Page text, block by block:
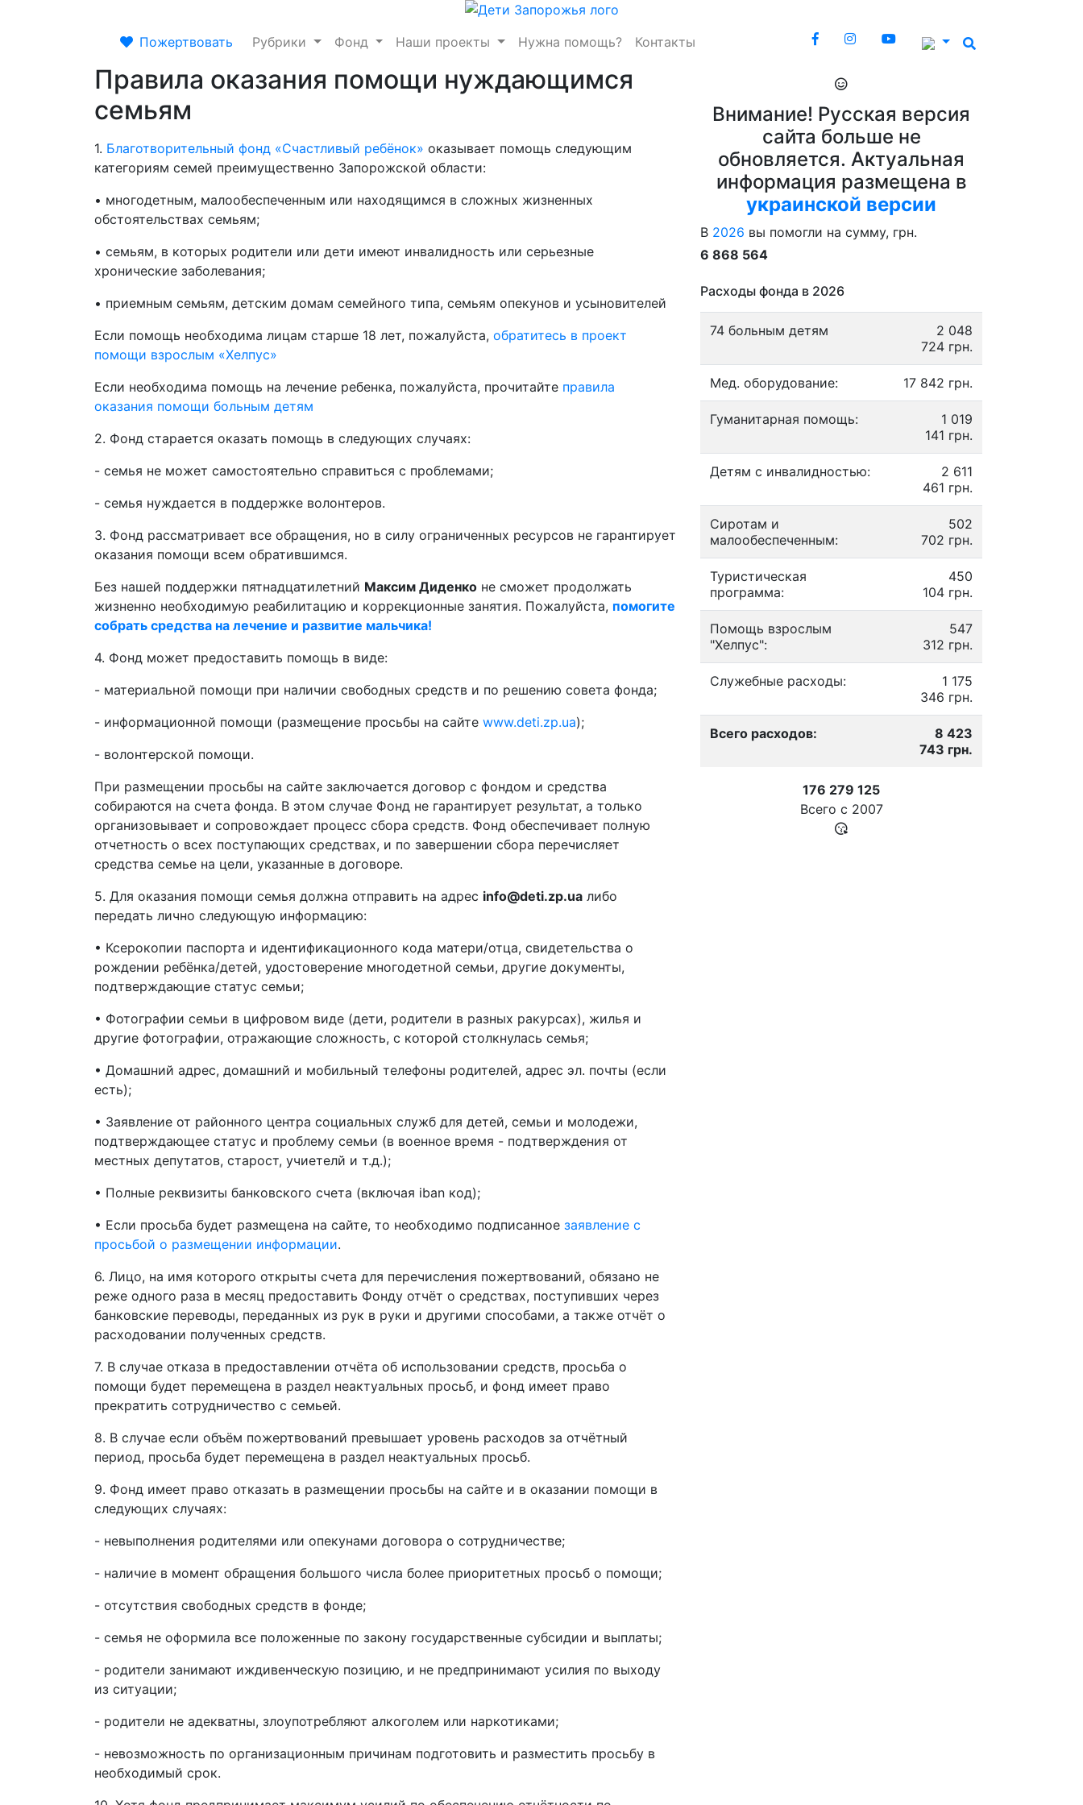
Пожертвовать Рубрики Фонд Наши проекты Нужна помощь? Контакты
Правила оказания помощи нуждающимся
семьям
1. Благотворительный фонд «Счастливый ребёнок» оказывает помощь следующим
категориям семей преимущественно Запорожской области:
• многодетным, малообеспеченным или находящимся в сложных жизненных
обстоятельствах семьям;
• семьям, в которых родители или дети имеют инвалидность или серьезные
хронические заболевания;
• приемным семьям, детским домам семейного типа, семьям опекунов и усыновителей
Если помощь необходима лицам старше 18 лет, пожалуйста, обратитесь в проект
помощи взрослым «Хелпус»
Если необходима помощь на лечение ребенка, пожалуйста, прочитайте правила
оказания помощи больным детям
2. Фонд старается оказать помощь в следующих случаях:
- семья не может самостоятельно справиться с проблемами;
- семья нуждается в поддержке волонтеров.
3. Фонд рассматривает все обращения, но в силу ограниченных ресурсов не гарантирует
оказания помощи всем обратившимся.
Без нашей поддержки пятнадцатилетний Максим Диденко не сможет продолжать
жизненно необходимую реабилитацию и коррекционные занятия. Пожалуйста, помогите
собрать средства на лечение и развитие мальчика!
4. Фонд может предоставить помощь в виде:
- материальной помощи при наличии свободных средств и по решению совета фонда;
- информационной помощи (размещение просьбы на сайте www.deti.zp.ua);
- волонтерской помощи.
При размещении просьбы на сайте заключается договор с фондом и средства
собираются на счета фонда. В этом случае Фонд не гарантирует результат, а только
организовывает и сопровождает процесс сбора средств. Фонд обеспечивает полную
отчетность о всех поступающих средствах, и по завершении сбора перечисляет
средства семье на цели, указанные в договоре.
5. Для оказания помощи семья должна отправить на адрес info@deti.zp.ua либо
передать лично следующую информацию:
• Ксерокопии паспорта и идентификационного кода матери/отца, свидетельства о
рождении ребёнка/детей, удостоверение многодетной семьи, другие документы,
подтверждающие статус семьи;
• Фотографии семьи в цифровом виде (дети, родители в разных ракурсах), жилья и
другие фотографии, отражающие сложность, с которой столкнулась семья;
• Домашний адрес, домашний и мобильный телефоны родителей, адрес эл. почты (если
есть);
• Заявление от районного центра социальных служб для детей, семьи и молодежи,
подтверждающее статус и проблему семьи (в военное время - подтверждения от
местных депутатов, старост, учиетелй и т.д.);
• Полные реквизиты банковского счета (включая iban код);
• Если просьба будет размещена на сайте, то необходимо подписанное заявление с
просьбой о размещении информации.
6. Лицо, на имя которого открыты счета для перечисления пожертвований, обязано не
реже одного раза в месяц предоставить Фонду отчёт о средствах, поступивших через
банковские переводы, переданных из рук в руки и другими способами, а также отчёт о
расходовании полученных средств.
7. В случае отказа в предоставлении отчёта об использовании средств, просьба о
помощи будет перемещена в раздел неактуальных просьб, и фонд имеет право
прекратить сотрудничество с семьей.
8. В случае если объём пожертвований превышает уровень расходов за отчётный
период, просьба будет перемещена в раздел неактуальных просьб.
9. Фонд имеет право отказать в размещении просьбы на сайте и в оказании помощи в
следующих случаях:
- невыполнения родителями или опекунами договора о сотрудничестве;
- наличие в момент обращения большого числа более приоритетных просьб о помощи;
- отсутствия свободных средств в фонде;
- семья не оформила все положенные по закону государственные субсидии и выплаты;
- родители занимают иждивенческую позицию, и не предпринимают усилия по выходу
из ситуации;
- родители не адекватны, злоупотребляют алкоголем или наркотиками;
- невозможность по организационным причинам подготовить и разместить просьбу в
необходимый срок.
Внимание! Русская версия
сайта больше не
обновляется. Актуальная
информация размещена в
украинской версии
В 2026 вы помогли на сумму, грн.
6 868 564
Расходы фонда в 2026
74 больным детям
2 048
724 грн.
Мед. оборудование: 17 842 грн.
Гуманитарная помощь:
1 019
141 грн.
Детям с инвалидностью:
2 611
461 грн.
Сиротам и
малообеспеченным:
502
702 грн.
Туристическая
программа:
450
104 грн.
Помощь взрослым
"Хелпус":
547
312 грн.
Служебные расходы:
1 175
346 грн.
Всего расходов:
8 423
743 грн.
176 279 125
Всего с 2007